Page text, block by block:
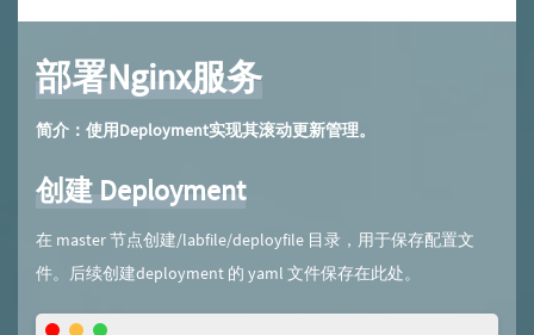
部署Nginx服务
简介：使用Deployment实现其滚动更新管理。
创建 Deployment
在 master 节点创建/labfile/deployfile 目录，用于保存配置文
件。后续创建deployment 的 yaml 文件保存在此处。